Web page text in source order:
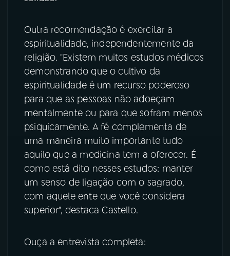
Outra recomendação é exercitar a
espiritualidade, independentemente da
religião. "Existem muitos estudos médicos
demonstrando que o cultivo da
espiritualidade é um recurso poderoso
para que as pessoas não adoeçam
mentalmente ou para que sofram menos
psiquicamente. A fé complementa de
uma maneira muito importante tudo
aquilo que a medicina tem a oferecer. É
como está dito nesses estudos: manter
um senso de ligação com o sagrado,
com aquele ente que você considera
superior", destaca Castello.
Ouça a entrevista completa: